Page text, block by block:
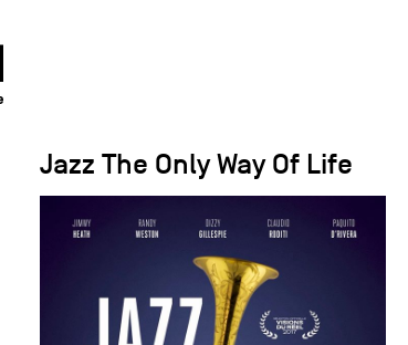
Jazz The Only Way Of Life